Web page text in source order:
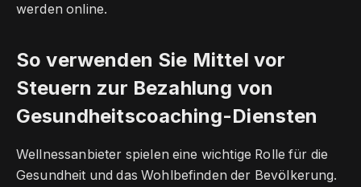
werden online.
So verwenden Sie Mittel vor
Steuern zur Bezahlung von
Gesundheitscoaching-Diensten
Wellnessanbieter spielen eine wichtige Rolle für die
Gesundheit und das Wohlbefinden der Bevölkerung.